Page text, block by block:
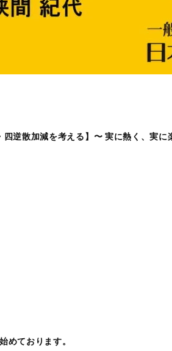
散加減を考える】〜 実に熱く、実に
めております。